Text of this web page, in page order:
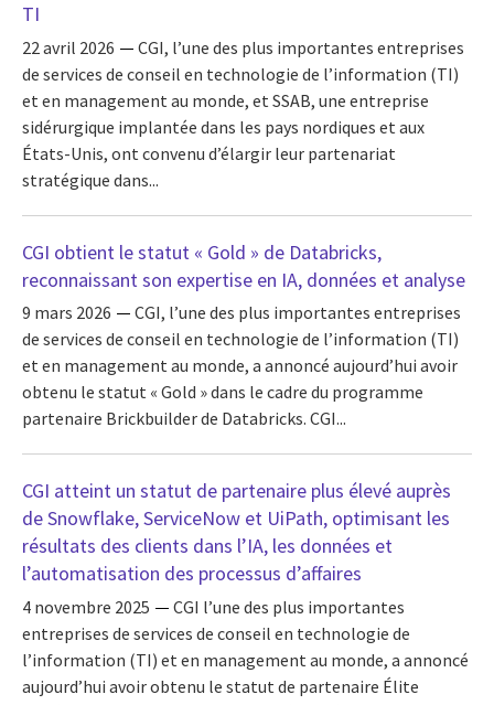
TI
22 avril 2026
CGI, l’une des plus importantes entreprises
de services de conseil en technologie de l’information (TI)
et en management au monde, et SSAB, une entreprise
sidérurgique implantée dans les pays nordiques et aux
États-Unis, ont convenu d’élargir leur partenariat
stratégique dans...
CGI obtient le statut « Gold » de Databricks,
reconnaissant son expertise en IA, données et analyse
9 mars 2026
CGI, l’une des plus importantes entreprises
de services de conseil en technologie de l’information (TI)
et en management au monde, a annoncé aujourd’hui avoir
obtenu le statut « Gold » dans le cadre du programme
partenaire Brickbuilder de Databricks. CGI...
CGI atteint un statut de partenaire plus élevé auprès
de Snowflake, ServiceNow et UiPath, optimisant les
résultats des clients dans l’IA, les données et
l’automatisation des processus d’affaires
4 novembre 2025
CGI l’une des plus importantes
entreprises de services de conseil en technologie de
l’information (TI) et en management au monde, a annoncé
aujourd’hui avoir obtenu le statut de partenaire Élite